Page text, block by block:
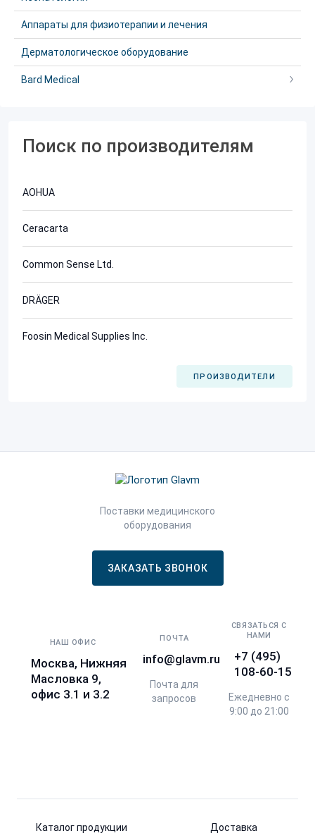
Аппараты для физиотерапии и лечения
Дерматологическое оборудование
Bard Medical
Поиск по производителям
AOHUA
Ceracarta
Common Sense Ltd.
DRÄGER
Foosin Medical Supplies Inc.
ПРОИЗВОДИТЕЛИ
Поставки медицинского
оборудования
ЗАКАЗАТЬ ЗВОНОК
НАШ ОФИС
Москва, Нижняя
Масловка 9,
офис 3.1 и 3.2
ПОЧТА
info@glavm.ru
Почта для
запросов
СВЯЗАТЬСЯ С
НАМИ
+7 (495)
108-60-15
Ежедневно с
9:00 до 21:00
Каталог продукции Доставка